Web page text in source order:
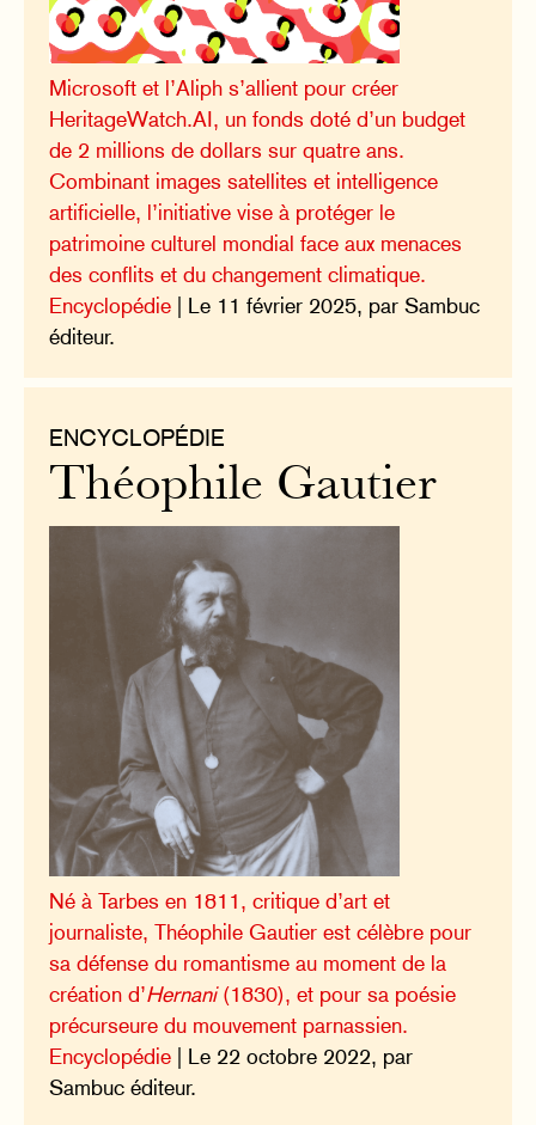
Microsoft et l’Aliph s’allient pour créer
HeritageWatch.AI, un fonds doté d’un budget
de 2 millions de dollars sur quatre ans.
Combinant images satellites et intelligence
artificielle, l’initiative vise à protéger le
patrimoine culturel mondial face aux menaces
des conflits et du changement climatique.
Encyclopédie | Le 11 février 2025, par Sambuc
éditeur.
ENCYCLOPÉDIE
Théophile Gautier
Né à Tarbes en 1811, critique d’art et
journaliste, Théophile Gautier est célèbre pour
sa défense du romantisme au moment de la
création d’Hernani(1830), et pour sa poésie
précurseure du mouvement parnassien.
Encyclopédie | Le 22 octobre 2022, par
Sambuc éditeur.